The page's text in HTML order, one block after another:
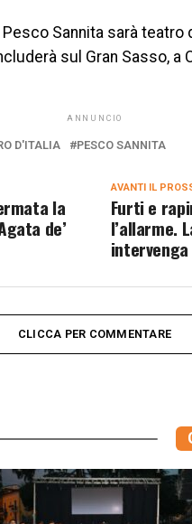
Sannita sarà
sul Gran Sasso, a
ANNUNCIO
D'ITALIA PESCO SANNITA
AVANTI IL
Furti e
l’allarme.
la
de’
CLICCA PER COMMENTARE